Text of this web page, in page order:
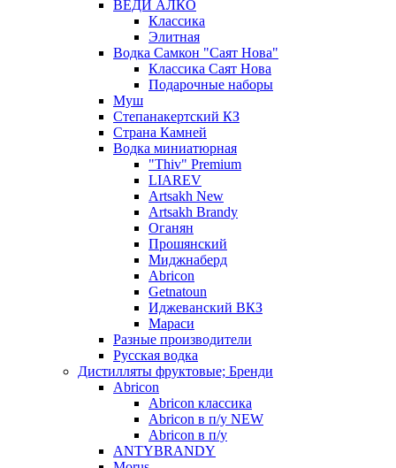
ВЕДИ АЛКО
Классика
Элитная
Водка Самкон "Саят Нова"
Классика Саят Нова
Подарочные наборы
Муш
Степанакертский КЗ
Страна Камней
Водка миниатюрная
"Thiv" Premium
LIAREV
Artsakh New
Artsakh Brandy
Оганян
Прошянский
Миджнаберд
Abricon
Getnatoun
Иджеванский ВКЗ
Мараси
Разные производители
Русская водка
Дистилляты фруктовые; Бренди
Abricon
Abricon классика
Abricon в п/у NEW
Abricon в п/у
ANTYBRANDY